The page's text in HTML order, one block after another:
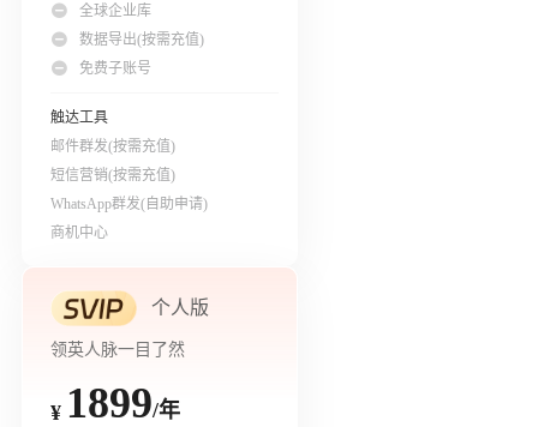
全球企业库
数据导出(按需充值)
免费子账号
触达工具
邮件群发(按需充值)
短信营销(按需充值)
WhatsApp群发(自助申请)
商机中心
个人版
领英人脉一目了然
¥ 1899/年